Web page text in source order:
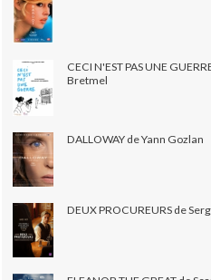
CECI N'EST PAS UNE
Bretmel
DALLOWAY de Yann Gozlan
DEUX PROCUREURS de